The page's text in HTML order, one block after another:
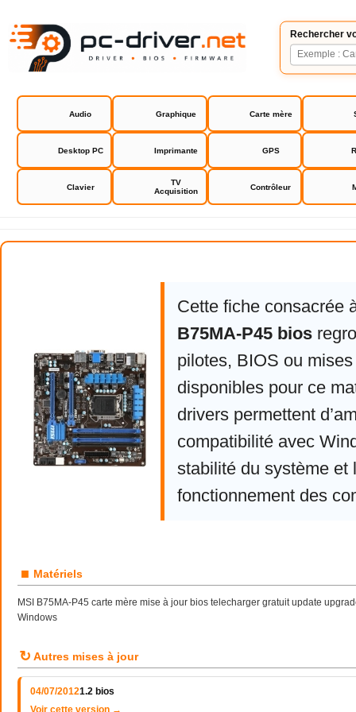
Rechercher
Audio Graphique Carte mère
Desktop PC Imprimante GPS
Clavier
TV
Acquisition
Contrôleur
MSI MSI B75MA-P45 bios
Cette fiche consacrée
B75MA-P45 bios
pilotes, BIOS ou
disponibles pour ce
drivers permettent
compatibilité avec
stabilité du système et
fonctionnement des
■ Matériels
MSI B75MA-P45 carte mère mise à jour bios telecharger gratuit update
Windows
↻ Autres mises à jour
04/07/20121.2 bios
Voir cette version →